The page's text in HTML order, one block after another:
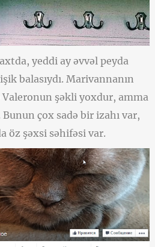
yeddi ay əvvəl peyda
balasıydı. Marivannanın
Valeronun şəkli yoxdur, amma
çox sadə bir izahı var,
öz şəxsi səhifəsi var.